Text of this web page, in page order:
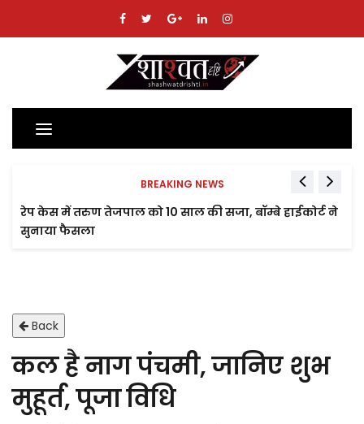
Toggle
navigation
BREAKING NEWS
रेप केस में तरुण तेजपाल को 10 साल की सजा, बॉम्बे हाईकोर्ट ने
सुनाया फैसला
Back
कल है नाग पंचमी, जानिए शुभ
मुहूर्त, पूजा विधि